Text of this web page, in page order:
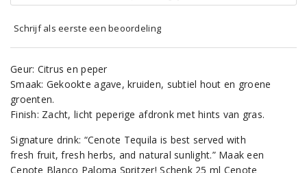
Schrijf als eerste een beoordeling
Geur: Citrus en peper
Smaak: Gekookte agave, kruiden, subtiel hout en groene
groenten.
Finish: Zacht, licht peperige afdronk met hints van gras.
Signature drink: “Cenote Tequila is best served with
fresh fruit, fresh herbs, and natural sunlight.” Maak een
Cenote Blanco Paloma Spritzer! Schenk 25 ml Cenote